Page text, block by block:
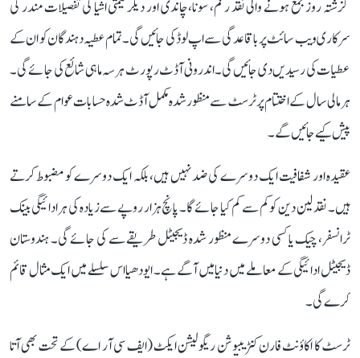
گزشتہ روز جمع ہونے والی نقد رقم، سونا، چاندی اور دیگر قیمتی اشیا کی تفصیلات مندر کی
سرکاری ویب سائٹ پر باقاعدگی سے اپ لوڈ کی جائیں گی۔ تمام عطیہ دہندگان کو ان کے
عطیات کی رسیدیں دی جائیں گی۔ اندرونی آڈٹ رپورٹ ہر سہ ماہی شائع کی جائے گی۔
ہر مالی سال کے اختتام پر ٹرسٹ سے منظور شدہ مکمل آڈٹ شدہ حسابات عوام کے سامنے
پیش کیے جائیں گے۔
عقیدہ اور شفافیت ایک دوسرے کی ضد نہیں ہیں، بلکہ ایک دوسرے کو مضبوط کرتے
ہیں۔ نقد لین دین کو کم سے کم کیا جائے گا۔ پانچ ہزار روپے سے زیادہ کی ہر ادائیگی بینک
ٹرانسفر، چیک یا کسی دوسرے منظور شدہ ڈیجیٹل طریقے سے کی جائے گی۔ ہندوستان
ڈیجیٹل ادائیگی کے معاملے میں دنیا میں آگے ہے۔ ایودھیا اس سلسلے میں ایک مثال قائم
کرے گی۔
ٹرسٹ کا اکاؤنٹ فارن کنٹریبیوشن ریگولیشن ایکٹ (ایف سی آر اے) کے تحت بھی آتا